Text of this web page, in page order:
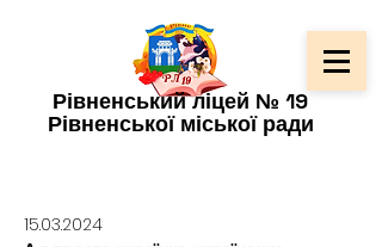
Рівненський ліцей № 19
Рівненської міської ради
15.03.2024